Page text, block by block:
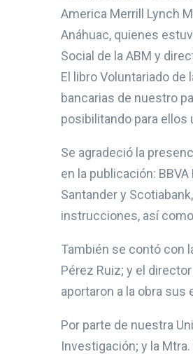
America Merrill Lynch
Anáhuac, quienes
Social de la ABM y
El libro Voluntariado
bancarias de nuestro
posibilitando para
Se agradeció la
en la publicación:
Santander y
instrucciones, así
También se contó con
Pérez Ruiz; y el
aportaron a la obra
Por parte de nuestra
Investigación; y la